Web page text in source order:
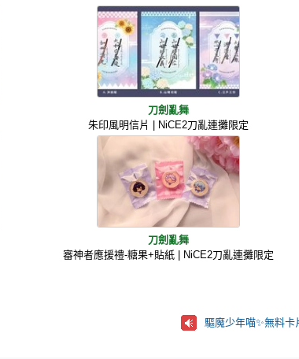
刀劍亂舞
朱印風明信片 | NiCE2刀亂連攤限定
刀劍亂舞
審神者應援禮-糖果+貼紙 | NiCE2刀亂連攤限定
驅魔少年喵✨️無料卡